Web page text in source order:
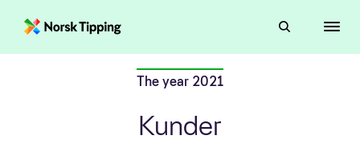
The year 2021
Kunder